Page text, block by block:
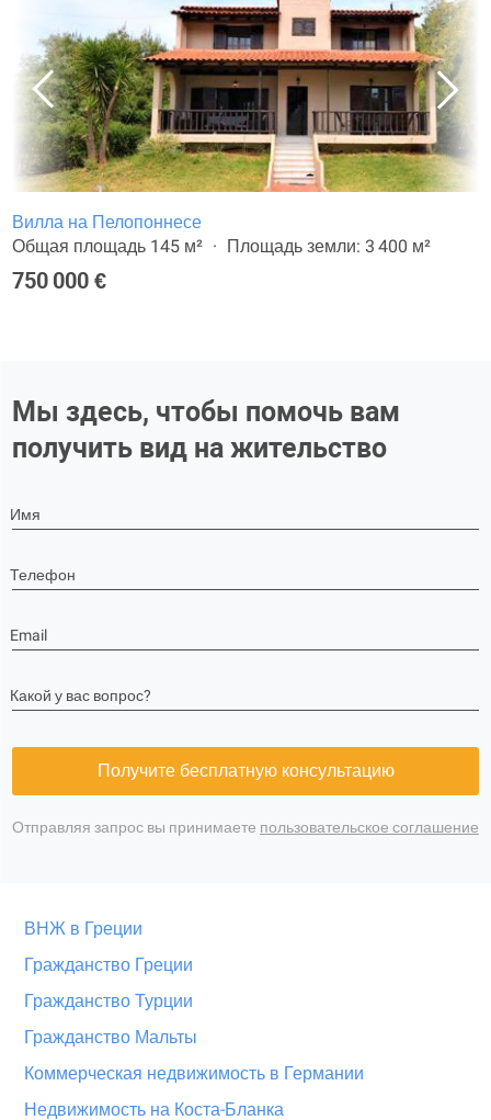
Вилла на Пелопоннесе
Общая площадь 145 м²
Площадь земли: 3 400 м²
750 000 €
Мы здесь, чтобы помочь вам
получить вид на жительство
Имя
Телефон
Email
Какой у вас вопрос?
Получите бесплатную консультацию
Отправляя запрос вы принимаете пользовательское соглашение
ВНЖ в Греции
Гражданство Греции
Гражданство Турции
Гражданство Мальты
Коммерческая недвижимость в Германии
Недвижимость на Коста-Бланка